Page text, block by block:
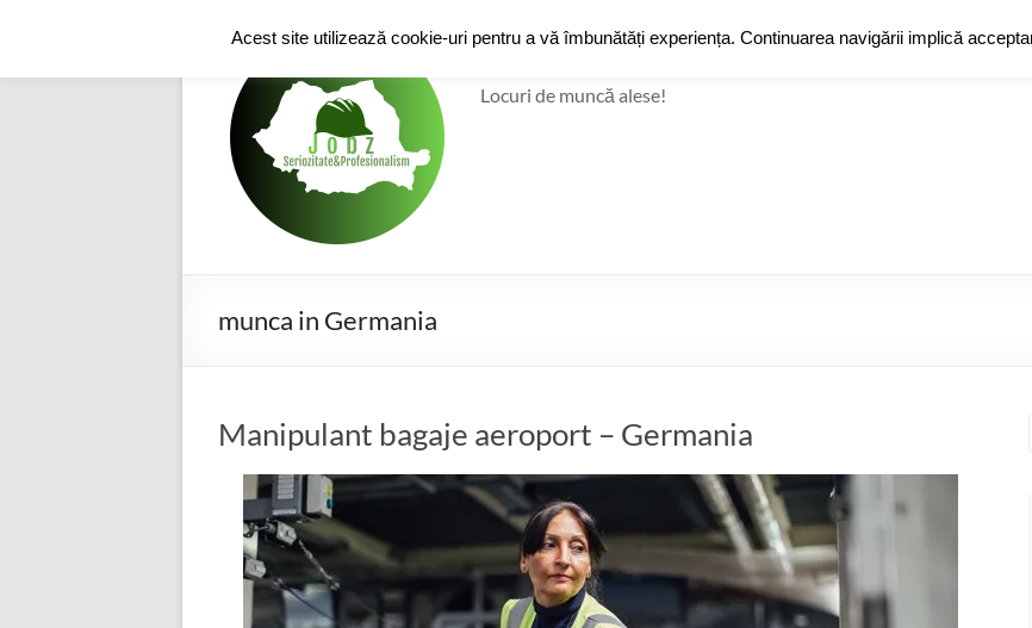
e-JobZ
Locuri de muncă alese!
Grup
munca in Germania
Manipulant bagaje aeroport – Germania
Acest site utilizează cookie-uri pentru a vă îmbunătăți experiența. Continuarea navigării implică